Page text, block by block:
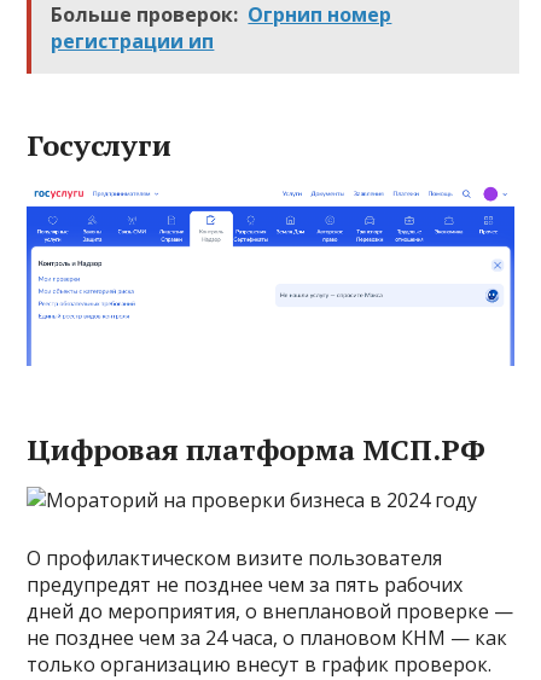
Больше проверок: Огрнип номер
регистрации ип
Госуслуги
Цифровая платформа МСП.РФ
О профилактическом визите пользователя
предупредят не позднее чем за пять рабочих
дней до мероприятия, о внеплановой проверке —
не позднее чем за 24 часа, о плановом КНМ — как
только организацию внесут в график проверок.